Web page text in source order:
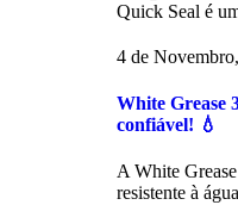
Quick Seal é
4 de
White Grease
confiável! 💧
A White
resistente à